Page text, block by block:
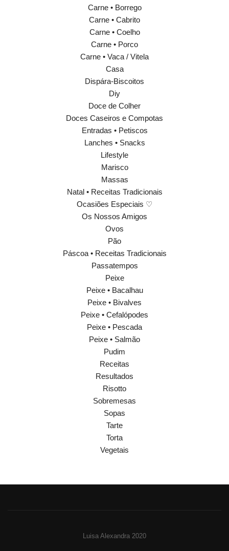
Carne • Borrego
Carne • Cabrito
Carne • Coelho
Carne • Porco
Carne • Vaca / Vitela
Casa
Dispára-Biscoitos
Diy
Doce de Colher
Doces Caseiros e Compotas
Entradas • Petiscos
Lanches • Snacks
Lifestyle
Marisco
Massas
Natal • Receitas Tradicionais
Ocasiões Especiais ♡
Os Nossos Amigos
Ovos
Pão
Páscoa • Receitas Tradicionais
Passatempos
Peixe
Peixe • Bacalhau
Peixe • Bivalves
Peixe • Cefalópodes
Peixe • Pescada
Peixe • Salmão
Pudim
Receitas
Resultados
Risotto
Sobremesas
Sopas
Tarte
Torta
Vegetais
Luisa Alexandra 2020